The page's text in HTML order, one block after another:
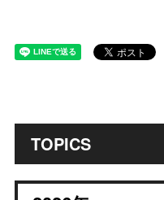
TOPICS